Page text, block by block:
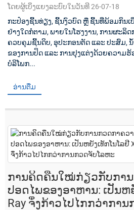
ໂດຍຜູ້ເບິ່ງແຍງລະບົບໃນວັນທີ 26-07-18
ກະປ໋ອງຊີ້ນທ່ຽງ, ຊີ້ນງົວບົດ ຫຼື ຊີ້ນທີ່ພ້ອມກິນເ
ຢ່າງໃດກໍຕາມ, ພາຍໃນໂຮງງານ, ການຜະລິ
ຄວບຄຸມຊີ້ນດິບ, ອຸປະກອນຕັດ ແລະ ປະສົມ,
ຂອງການປິດ ແລະ ການປຸງແຕ່ງດ້ວຍຄວາມ
ບໍລິໂພກ...
ອ່ານຕື່ມ
ການຄິດຄືນໃໝ່ກ່ຽວກັບກາ
ປອດໄພຂອງອາຫານ: ເປັນຫ
Ray ຈຶ່ງກ້າວໄປໄກກວ່າກາ